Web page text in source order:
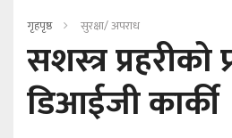
गृहपृष्ठ सुरक्षा/ अपराध
सशस्त्र प्रहरीको
डिआईजी कार्की